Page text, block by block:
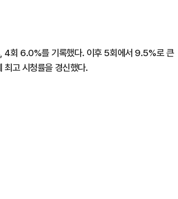
회 6.0%를 기록했다. 이후 5회에서 9.5%로 큰
고 시청률을 경신했다.